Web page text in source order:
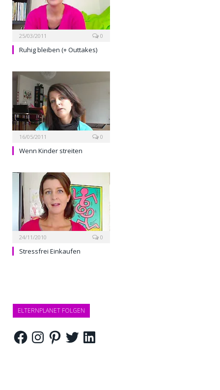
25/03/2011 0
Ruhig bleiben (+ Outtakes)
16/05/2011 0
Wenn Kinder streiten
24/11/2010 0
Stressfrei Einkaufen
ELTERNPLANET FOLGEN
FacebookInstagramPinterestTwitterLinkedIn